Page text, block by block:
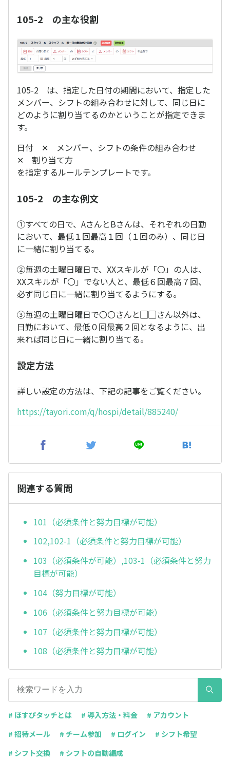
105-2 の主な役割
105-2 は、指定した日付の期間において、指定した
メンバー、シフトの組み合わせに対して、同じ日に
どのように割り当てるのかということが指定できま
す。
日付 ✕ メンバー、シフトの条件の組み合わせ
✕ 割り当て方
を指定するルールテンプレートです。
105-2 の主な例文
①すべての日で、AさんとBさんは、それぞれの日勤
において、最低１回最高１回（１回のみ）、同じ日
に一緒に割り当てる。
②毎週の土曜日曜日で、XXスキルが「〇」の人は、
XXスキルが「〇」でない人と、最低６回最高７回、
必ず同じ日に一緒に割り当てるようにする。
③毎週の土曜日曜日で〇〇さんと▢▢さん以外は、
日勤において、最低０回最高２回となるように、出
来れば同じ日に一緒に割り当てる。
設定方法
詳しい設定の方法は、下記の記事をご覧ください。
https://tayori.com/q/hospi/detail/885240/
関連する質問
101（必須条件と努力目標が可能）
102,102-1（必須条件と努力目標が可能）
103（必須条件が可能）,103-1（必須条件と努力
目標が可能）
104（努力目標が可能）
106（必須条件と努力目標が可能）
107（必須条件と努力目標が可能）
108（必須条件と努力目標が可能）
# ほすぴタッチとは # 導入方法・料金
# アカウント
# 招待メール
# チーム参加 # ログイン
# シフト希望
# シフト交換
# シフトの自動編成